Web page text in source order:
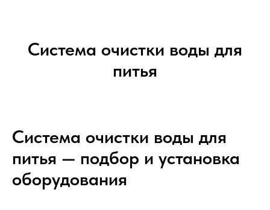
Система очистки воды для
питья
Система очистки воды для
питья — подбор и установка
оборудования